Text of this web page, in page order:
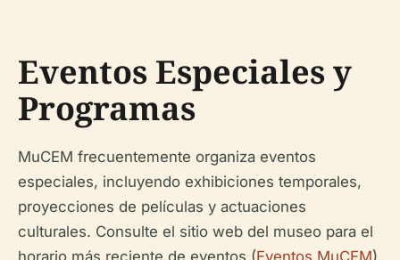
Eventos Especiales y
Programas
MuCEM frecuentemente organiza eventos
especiales, incluyendo exhibiciones temporales,
proyecciones de películas y actuaciones
culturales. Consulte el sitio web del museo para el
horario más reciente de eventos (Eventos MuCEM).